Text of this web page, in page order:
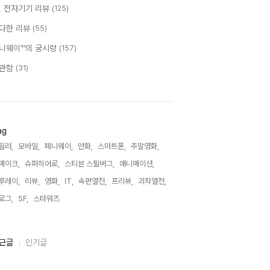
전자기기 리뷰 (125)
한 리뷰 (55)
웨이™의 궁시렁 (157)
함 (31)
러, 모바일, 페니웨이, 만화, 스마트폰,
주말영화,
이크,
슈퍼히어로, 스티븐 스필버그,
애니메이션,
레이,
리뷰, 영화, IT, 속편열전, 프리뷰,
괴작열전,
그,
SF, 스타워즈,
글 인기글